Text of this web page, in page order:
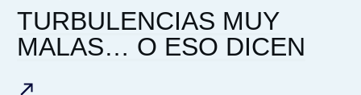
TURBULENCIAS MUY
MALAS… O ESO DICEN